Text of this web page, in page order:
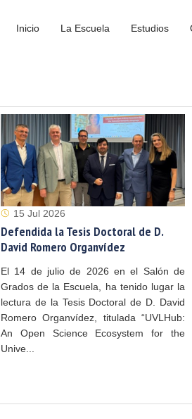
Inicio La Escuela Estudios
15 Jul 2026
Defendida la Tesis Doctoral de D.
David Romero Organvídez
El 14 de julio de 2026 en el Salón de
Grados de la Escuela, ha tenido lugar la
lectura de la Tesis Doctoral de D. David
Romero Organvídez, titulada “UVLHub:
An Open Science Ecosystem for the
Unive...